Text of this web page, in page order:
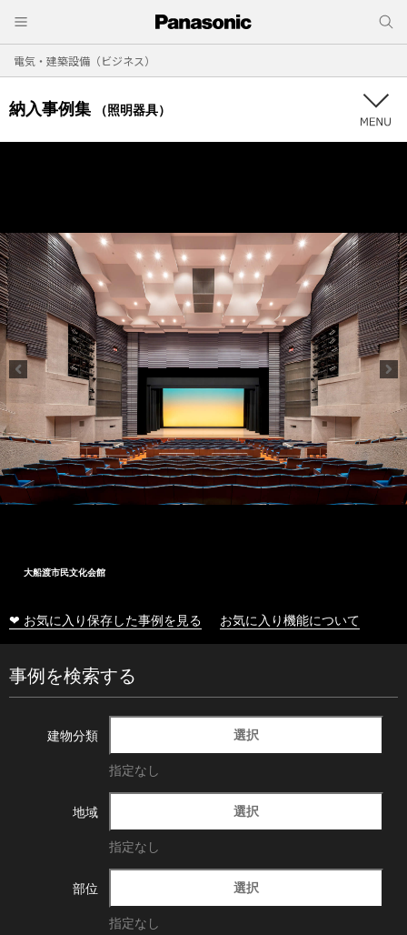
電気・建築設備（ビジネス）
納入事例集 （照明器具）
大船渡市民文化会館
❤ お気に入り保存した事例を見る お気に入り機能について
事例を検索する
建物分類 選択
指定なし
地域 選択
指定なし
部位 選択
指定なし